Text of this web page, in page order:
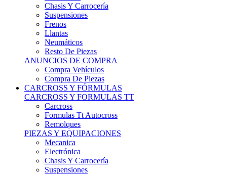
Suspensiones
Frenos
Llantas
Neumáticos
Resto De Piezas
ANUNCIOS DE COMPRA
Compra Vehículos
Compra De Piezas
CARCROSS Y FÓRMULAS
CARCROSS Y FORMULAS TT
Carcross
Formulas Tt Autocross
Remolques
PIEZAS Y EQUIPACIONES
Mecanica
Electrónica
Chasis Y Carrocería
Suspensiones
Frenos